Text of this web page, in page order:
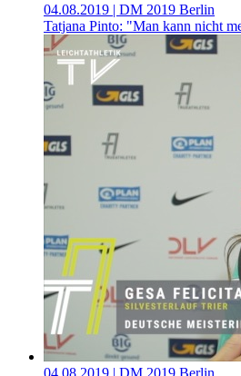
04.08.2019 | DM 2019 Berlin
Tatjana Pinto: "Man kann nicht
04.08.2019 | DM 2019 Berlin